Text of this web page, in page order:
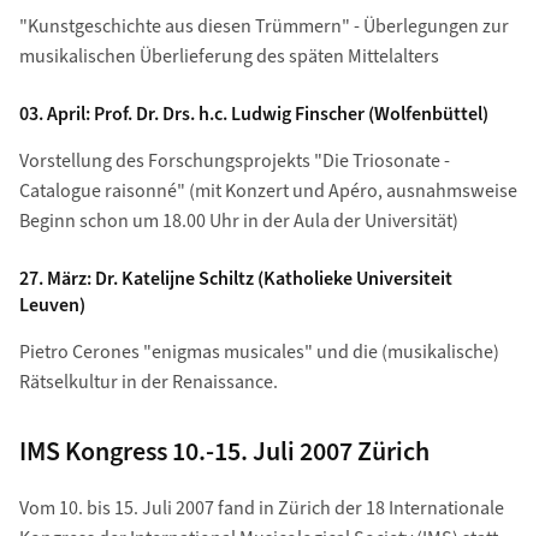
"Kunstgeschichte aus diesen Trümmern" - Überlegungen zur
musikalischen Überlieferung des späten Mittelalters
03. April: Prof. Dr. Drs. h.c. Ludwig Finscher (Wolfenbüttel)
Vorstellung des Forschungsprojekts "Die Triosonate -
Catalogue raisonné" (mit Konzert und Apéro, ausnahmsweise
Beginn schon um 18.00 Uhr in der Aula der Universität)
27. März: Dr. Katelijne Schiltz (Katholieke Universiteit
Leuven)
Pietro Cerones "enigmas musicales" und die (musikalische)
Rätselkultur in der Renaissance.
IMS Kongress 10.-15. Juli 2007 Zürich
Vom 10. bis 15. Juli 2007 fand in Zürich der 18 Internationale